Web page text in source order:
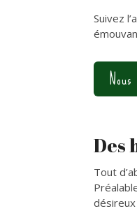
Suivez
Des
Tout